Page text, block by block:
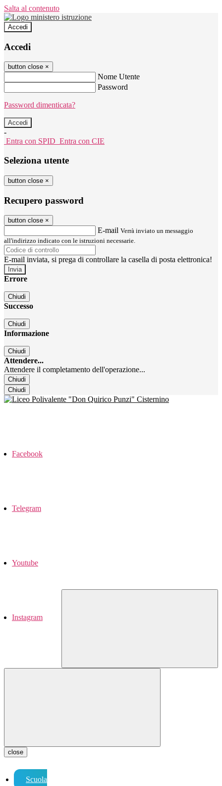
Salta al contenuto
Accedi
Accedi
button close ×
Nome Utente
Password
Password dimenticata?
-
Entra con SPID Entra con CIE
Seleziona utente
button close ×
Recupero password
button close ×
E-mail Verrà inviato un messaggio
all'indirizzo indicato con le istruzioni necessarie.
E-mail inviata, si prega di controllare la casella di posta elettronica!
Errore
Chiudi
Successo
Chiudi
Informazione
Chiudi
Attendere...
Attendere il completamento dell'operazione...
Chiudi
Chiudi
Facebook
Telegram
Youtube
Instagram
close
Scuola